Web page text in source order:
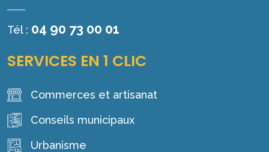
Tél : 04 90 73 00 01
SERVICES EN 1 CLIC
Commerces et artisanat
Conseils municipaux
Urbanisme